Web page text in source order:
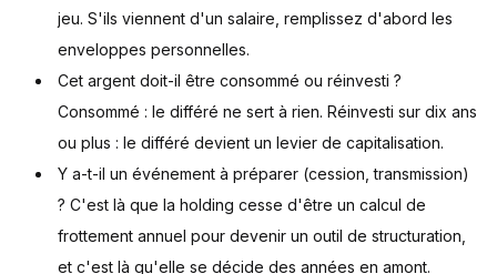
jeu. S'ils viennent d'un salaire, remplissez d'abord les
enveloppes personnelles.
Cet argent doit-il être consommé ou réinvesti ?
Consommé : le différé ne sert à rien. Réinvesti sur dix ans
ou plus : le différé devient un levier de capitalisation.
Y a-t-il un événement à préparer (cession, transmission)
? C'est là que la holding cesse d'être un calcul de
frottement annuel pour devenir un outil de structuration,
et c'est là qu'elle se décide des années en amont.